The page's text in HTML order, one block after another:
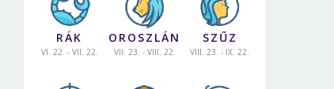
RÁK
VI. 22. - VII. 22.
OROSZLÁN
VII. 23. - VIII. 22.
SZŰZ
VIII. 23. - IX. 22.